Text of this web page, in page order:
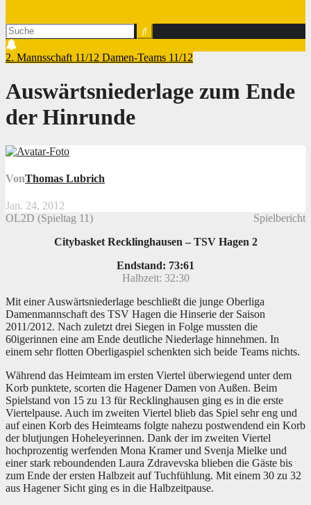
2. Mannsschaft 11/12 Damen-Teams 11/12
Auswärtsniederlage zum Ende
der Hinrunde
VonThomas Lubrich
Jan. 24, 2012
OL2D (Spieltag 11)
Spielbericht
Citybasket Recklinghausen – TSV Hagen 2
Endstand: 73:61
Halbzeit: 32:30
Mit einer Auswärtsniederlage beschließt die junge Oberliga
Damenmannschaft des TSV Hagen die Hinserie der Saison
2011/2012. Nach zuletzt drei Siegen in Folge mussten die
60igerinnen eine am Ende deutliche Niederlage hinnehmen. In
einem sehr flotten Oberligaspiel schenkten sich beide Teams nichts.
Während das Heimteam im ersten Viertel überwiegend unter dem
Korb punktete, scorten die Hagener Damen von Außen. Beim
Spielstand von 15 zu 13 für Recklinghausen ging es in die erste
Viertelpause. Auch im zweiten Viertel blieb das Spiel sehr eng und
auf einen Korb des Heimteams folgte nahezu postwendend ein Korb
der blutjungen Hoheleyerinnen. Dank der im zweiten Viertel
hochprozentig werfenden Mona Kramer und Svenja Mielke und
einer stark reboundenden Laura Zdravevska blieben die Gäste bis
zum Ende der ersten Halbzeit auf Tuchfühlung. Mit einem 30 zu 32
aus Hagener Sicht ging es in die Halbzeitpause.